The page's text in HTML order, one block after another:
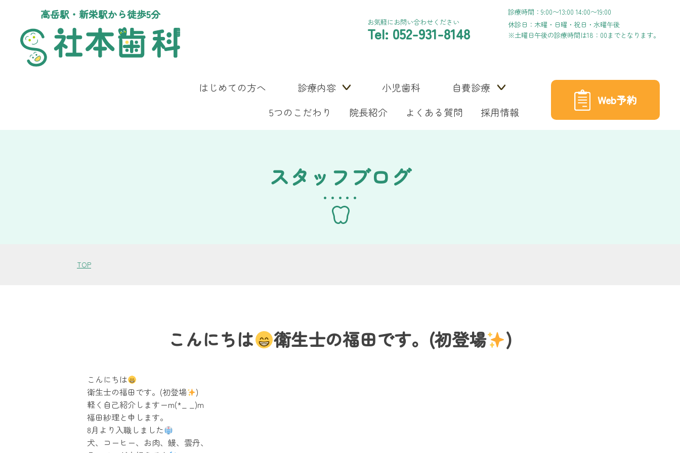
高岳駅・新栄駅から徒歩5分
お気軽にお問い合わせください
Tel: 052-931-8148
診療時間：9:00〜13:00 14:00〜19:00
休診日：木曜・日曜・祝日・水曜午後
※土曜日午後の診療時間は18：00までとなります。
Web予約
はじめての方へ 診療内容 小児歯科
自費診療
5つのこだわり
院長紹介 よくある質問 採用情報
スタッフブログ
TOP
こんにちは 衛生士の福田です。(初登場 )
こんにちは
衛生士の福田です。(初登場
)
軽く自己紹介しますーm(*_ _)m
福田紗理と申します。
8月より入職しました
犬、コーヒー、お肉、鰻、雲丹、